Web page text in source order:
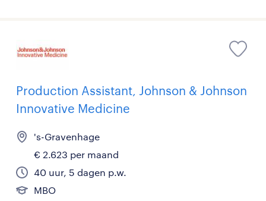
Production Assistant, Johnson & Johnson
Innovative Medicine
's-Gravenhage
€ 2.623 per maand
40 uur, 5 dagen p.w.
MBO